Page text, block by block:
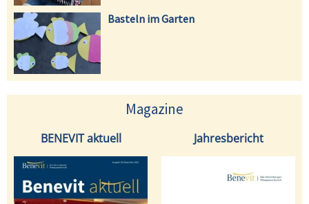
Basteln im Garten
Magazine
BENEVIT aktuell Jahresbericht